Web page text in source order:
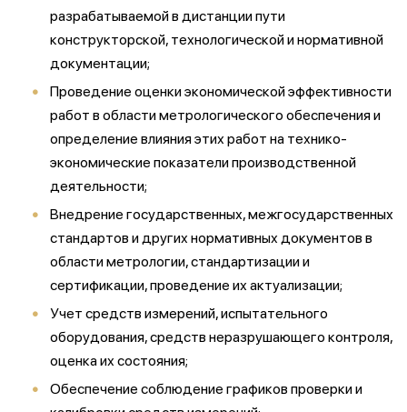
разрабатываемой в дистанции пути
конструкторской, технологической и нормативной
документации;
Проведение оценки экономической эффективности
работ в области метрологического обеспечения и
определение влияния этих работ на технико-
экономические показатели производственной
деятельности;
Внедрение государственных, межгосударственных
стандартов и других нормативных документов в
области метрологии, стандартизации и
сертификации, проведение их актуализации;
Учет средств измерений, испытательного
оборудования, средств неразрушающего контроля,
оценка их состояния;
Обеспечение соблюдение графиков проверки и